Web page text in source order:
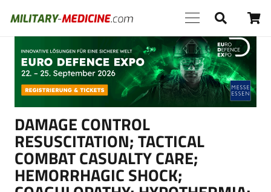
Anzeige
DAMAGE CONTROL
RESUSCITATION; TACTICAL
COMBAT CASUALTY CARE;
HEMORRHAGIC SHOCK;